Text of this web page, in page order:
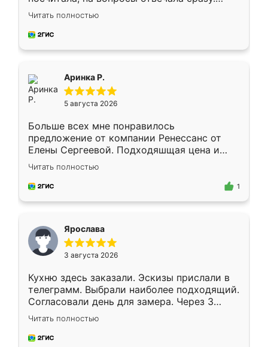
Замерщик приехал в субботу, подошёл к
делу со всей ответственностью. Собрали
за день, ребята работали аккуратно, даже
Читать полностью
Аринка Р.
5 августа 2026
Больше всех мне понравилось
предложение от компании Ренессанс от
Елены Сергеевой. Подходяшщая цена и
короткие сроки изготовления. Приехавший
для замера сотрудник Владислав
предложил по моему эскизу самый
Читать полностью
1
Ярослава
3 августа 2026
Кухню здесь заказали. Эскизы прислали в
телеграмм. Выбрали наиболее подходящий.
Согласовали день для замера. Через 3
недели кухня была уже готова. Остались
довольны работой. Спасибо Ренессанс
мебель за качественную работу!
Читать полностью